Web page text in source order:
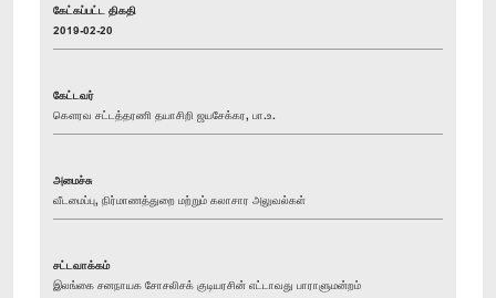
கேட்கப்பட்ட திகதி
2019-02-20
கேட்டவர்
கௌரவ சட்டத்தரணி தயாசிறி ஜயசேக்கர, பா.உ.
அமைச்சு
வீடமைப்பு, நிர்மாணத்துறை மற்றும் கலாசார அலுவல்கள்
சட்டவாக்கம்
இலங்கை சனநாயக சோசலிசக் குடியரசின் எட்டாவது பாராளுமன்றம்